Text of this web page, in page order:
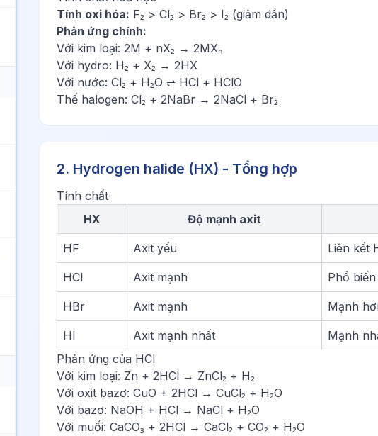
Tính oxi hóa: F₂ > Cl₂ > Br₂ > I₂ (giảm dần)
Phản ứng chính:
Với kim loại: 2M + nX₂ → 2MXₙ
Với hydro: H₂ + X₂ → 2HX
Với nước: Cl₂ + H₂O ⇌ HCl + HClO
Thế halogen: Cl₂ + 2NaBr → 2NaCl + Br₂
2. Hydrogen halide (HX) - Tổng hợp
Tính chất
HX
Độ mạnh axit
HF Axit yếu Liên kết
HCl Axit mạnh Phổ
HBr Axit mạnh Mạnh
HI Axit mạnh nhất
Mạnh
Phản ứng của HCl
Với kim loại: Zn + 2HCl → ZnCl₂ + H₂
Với oxit bazơ: CuO + 2HCl → CuCl₂ + H₂O
Với bazơ: NaOH + HCl → NaCl + H₂O
Với muối: CaCO₃ + 2HCl → CaCl₂ + CO₂ + H₂O